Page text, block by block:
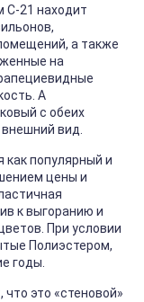
С-21 находит
а также
на
А
с обеих
вид.
как популярный и
цены и
к выгоранию и
При условии
Полиэстером,
годы.
это «стеновой»